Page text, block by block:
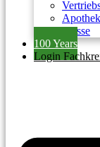
Presse
100 Years
Login